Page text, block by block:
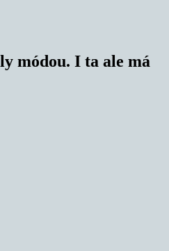
módou. I ta ale má